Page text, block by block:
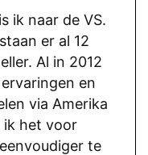
ik naar de VS.
er al 12
Al in 2012
en
via Amerika
ik het voor
te